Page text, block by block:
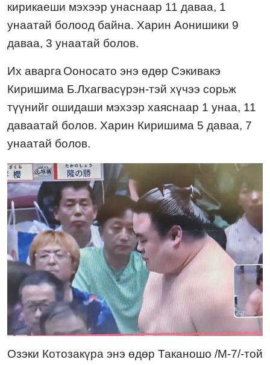
кирикаеши мэхээр унаснаар 11 даваа, 1
унаатай болоод байна. Харин Аонишики 9
даваа, 3 унаатай болов.
Их аварга Ооносато энэ өдөр Сэкивакэ
Киришима Б.Лхагвасүрэн-тэй хүчээ сорьж
түүнийг ошидаши мэхээр хаяснаар 1 унаа, 11
даваатай болов. Харин Киришима 5 даваа, 7
унаатай болов.
Озэки Котозакүра энэ өдөр Таканошо /М-7/-той